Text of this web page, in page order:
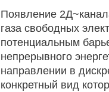
Появление
газа свободных
потенциальным
непрерывного
направлении в
конкретный вид